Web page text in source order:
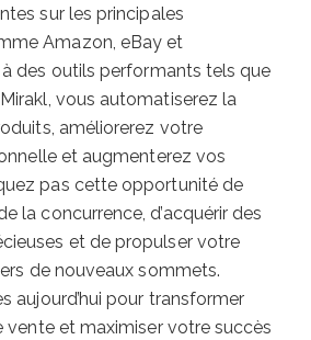
sur les principales
Amazon, eBay et
des outils performants tels que
vous automatiserez la
améliorerez votre
et augmenterez vos
pas cette opportunité de
la concurrence, d’acquérir des
et de propulser votre
de nouveaux sommets.
aujourd’hui pour transformer
et maximiser votre succès